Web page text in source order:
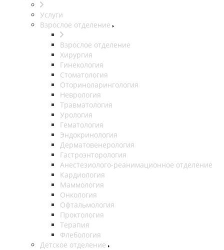
Услуги
Взрослое отделение
Взрослое отделение
Хирургия
Гинекология
Стоматология
Оториноларингология
Неврология
Травматология
Урология
Гематология
Эндокринология
Дерматовенерология
Гастроэнторология
Анестезиолого-реанимационное отделение
Кардиология
Маммология
Онкология
Офтальмология
Проктология
Терапия
Флебология
Детское отделение